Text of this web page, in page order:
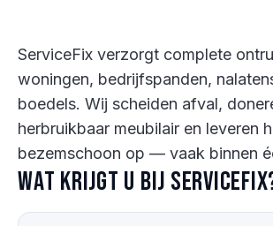
ServiceFix verzorgt complete
woningen, bedrijfspanden,
boedels. Wij scheiden afval,
herbruikbaar meubilair en leveren
bezemschoon op — vaak binnen
Wat krijgt u bij